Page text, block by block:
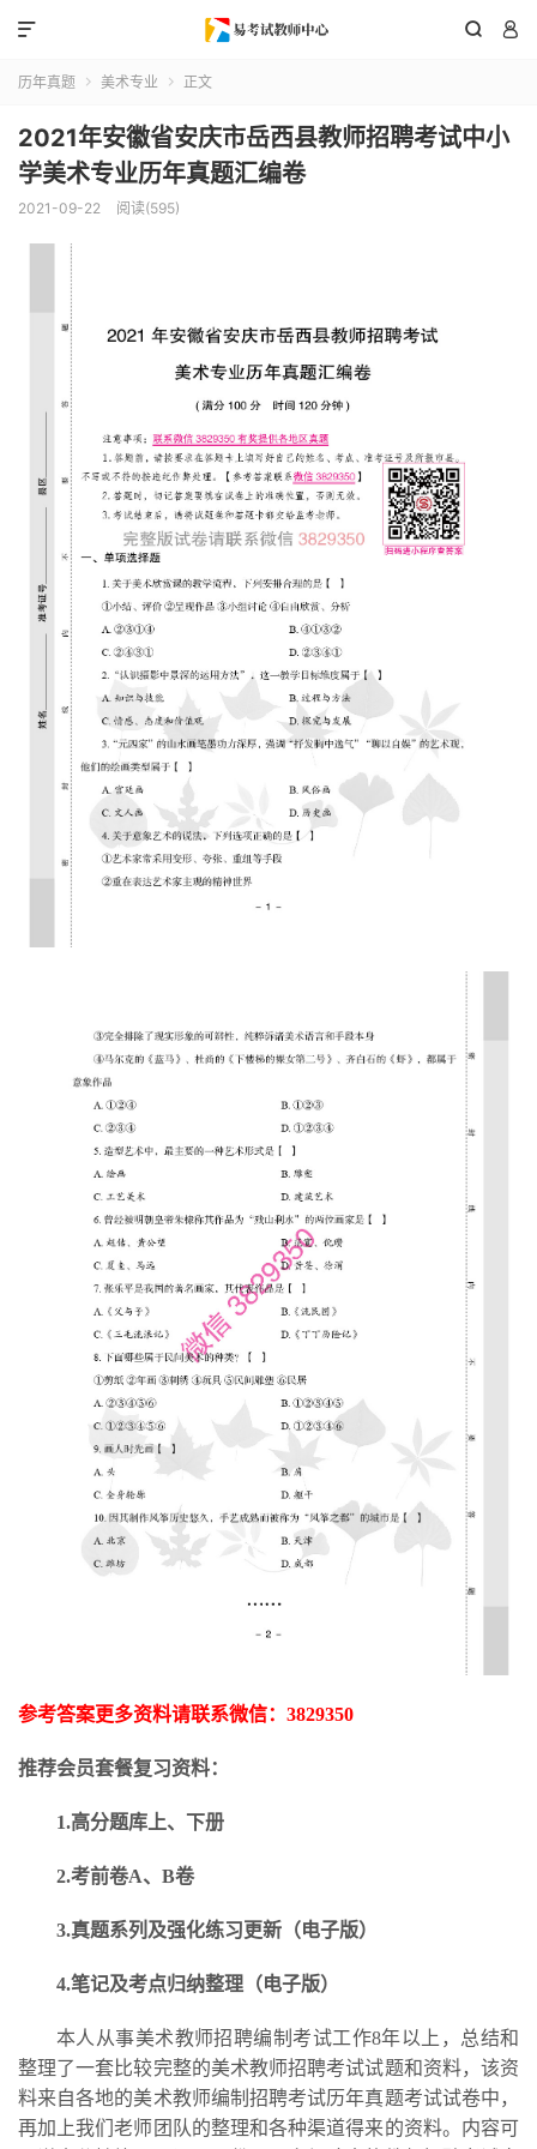
 

历年真题  美术专业  正文
2021年安徽省安庆市岳西县教师招聘考试中小
学美术专业历年真题汇编卷
2021-09-22 阅读(595)
参考答案更多资料请联系微信： 3829350
推荐会员套餐复习资料：
1.高分题库上、下册
2.考前卷A、B卷
3.真题系列及强化练习更新 （电子版）
4.笔记及考点归纳整理（电子版）
本人从事美术教师招聘编制考试工作8年以上，总结和
整理了一套比较完整的美术教师招聘考试试题和资料，该资
料来自各地的美术教师编制招聘考试历年真题考试试卷中，
再加上我们老师团队的整理和各种渠道得来的资料。内容可